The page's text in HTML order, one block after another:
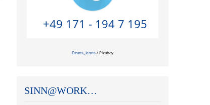
+49 171 - 194 7 195
Deans_Icons/ Pixabay
SINN@WORK…